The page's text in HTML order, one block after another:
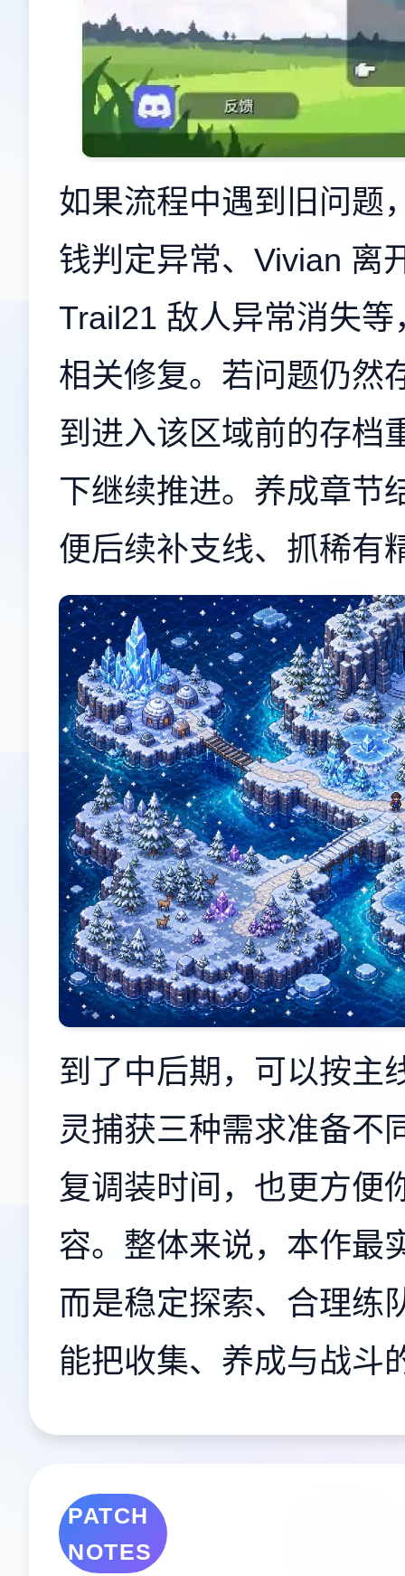
如果流程中遇到旧问题
钱判定异常、Vivian 离
Trail21 敌人异常消失
相关修复。若问题仍然
到进入该区域前的存档
下继续推进。养成章节
便后续补支线、抓稀有
到了中后期，可以按主
灵捕获三种需求准备不
复调装时间，也更方便
容。整体来说，本作最
而是稳定探索、合理练
能把收集、养成与战斗